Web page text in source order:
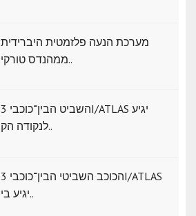
מערכת הנעה פלזמטית היברידית
ממהנדס טורקי..
השביט הבין־כוכבי 3I/ATLAS יגיע
לנקודה הק..
הכוכב השביטי הבין־כוכבי 3I/ATLAS
יגיע בי..